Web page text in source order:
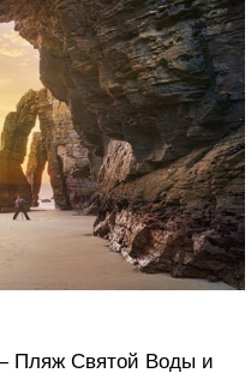
Пляж Святой Воды и